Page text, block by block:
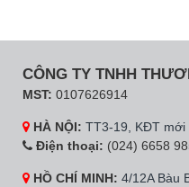
CÔNG TY TNHH
MST: 0107626914
HÀ NỘI: TT3-19, KĐT mới
Điện thoại: (024) 6658
HỒ CHÍ MINH: 4/12A Bàu